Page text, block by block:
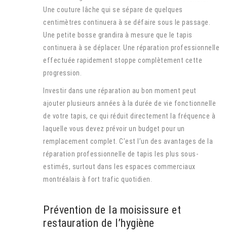
Une couture lâche qui se sépare de quelques
centimètres continuera à se défaire sous le passage.
Une petite bosse grandira à mesure que le tapis
continuera à se déplacer. Une réparation professionnelle
effectuée rapidement stoppe complètement cette
progression.
Investir dans une réparation au bon moment peut
ajouter plusieurs années à la durée de vie fonctionnelle
de votre tapis, ce qui réduit directement la fréquence à
laquelle vous devez prévoir un budget pour un
remplacement complet. C’est l’un des avantages de la
réparation professionnelle de tapis les plus sous-
estimés, surtout dans les espaces commerciaux
montréalais à fort trafic quotidien.
Prévention de la moisissure et
restauration de l’hygiène